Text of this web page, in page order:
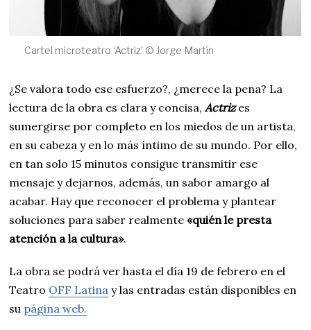
Cartel microteatro ‘Actriz’ © Jorge Martín
¿Se valora todo ese esfuerzo?, ¿merece la pena? La
lectura de la obra es clara y concisa,Actriz es
sumergirse por completo en los miedos de un artista,
en su cabeza y en lo más íntimo de su mundo. Por ello,
en tan solo 15 minutos consigue transmitir ese
mensaje y dejarnos, además, un sabor amargo al
acabar. Hay que reconocer el problema y plantear
soluciones para saber realmente«quién le presta
atención a la cultura».
La obra se podrá ver hasta el día 19 de febrero en el
Teatro OFF Latina y las entradas están disponibles en
su página web.